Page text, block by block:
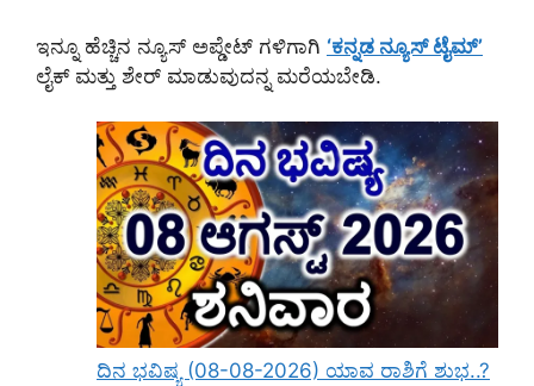
ಇನ್ನೂ ಹೆಚ್ಚಿನ ನ್ಯೂಸ್ ಅಪ್ಡೇಟ್ ಗಳಿಗಾಗಿ ‘ಕನ್ನಡ ನ್ಯೂಸ್ ಟೈಮ್’
ಲೈಕ್ ಮತ್ತು ಶೇರ್ ಮಾಡುವುದನ್ನ ಮರೆಯಬೇಡಿ.
ದಿನ ಭವಿಷ್ಯ (08-08-2026) ಯಾವ ರಾಶಿಗೆ ಶುಭ..?